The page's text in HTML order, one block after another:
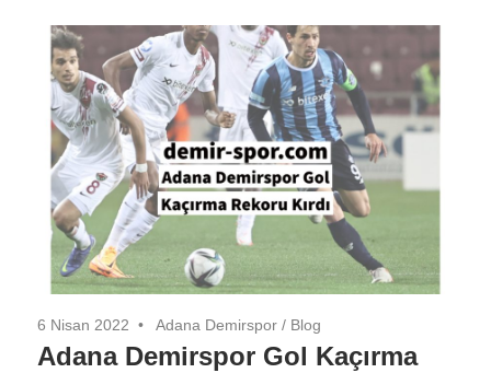
6 Nisan 2022 Adana Demirspor / Blog
Adana Demirspor Gol Kaçırma